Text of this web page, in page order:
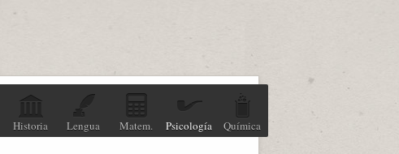
Historia Lengua Matem. Psicología Química